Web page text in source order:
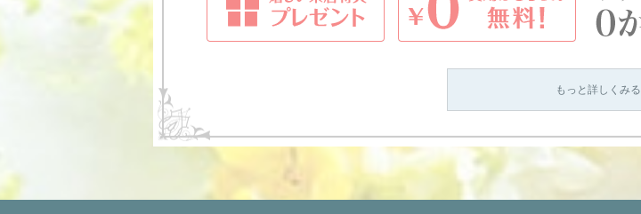
もっと詳しくみる